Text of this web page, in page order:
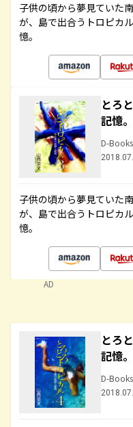
子供の頃から夢見ていた
が、島で出合うトロピカ
憶。
とろ
記憶
D-Books
子供の頃から夢見ていた
が、島で出合うトロピカ
憶。
AD
とろ
記憶
D-Books